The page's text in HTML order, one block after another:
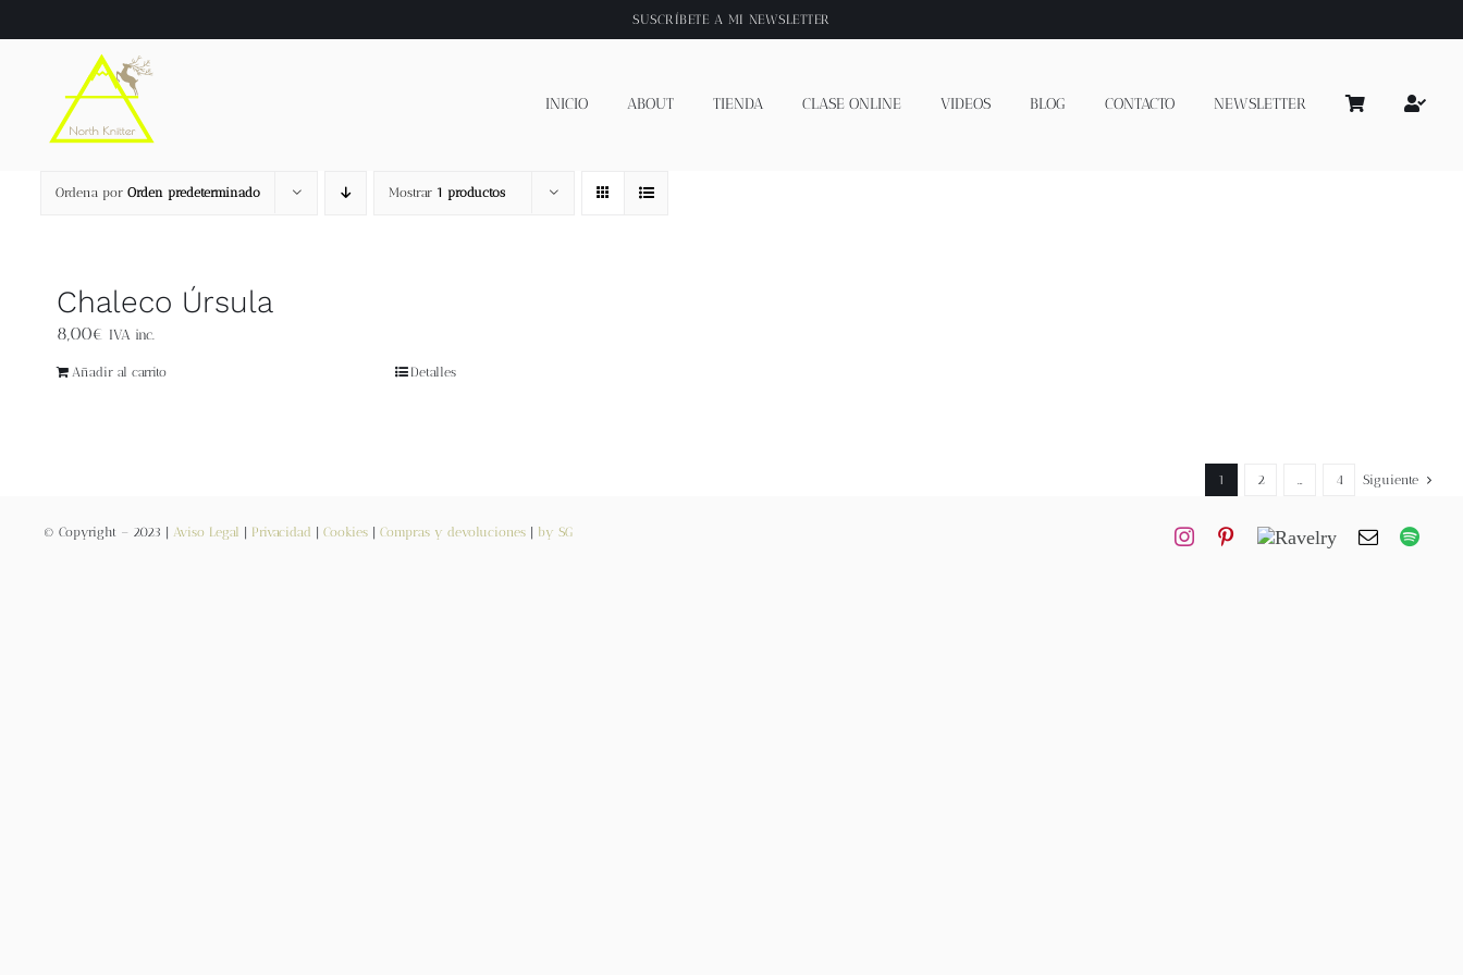
al
SUSCRÍBETE A MI NEWSLETTER
INICIO ABOUT TIENDA CLASE ONLINE VIDEOS BLOG CONTACTO NEWSLETTER
Ordena por Orden predeterminado Mostrar 1 productos
Chaleco Úrsula
8,00€ IVA inc.
Añadir al carrito Detalles
1 2 … 4 Siguiente
© Copyright – 2023 | Aviso Legal Privacidad Cookies| Compras y devoluciones| by SG